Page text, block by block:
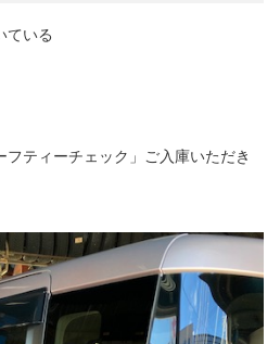
ている
フティーチェック」ご入庫いただき